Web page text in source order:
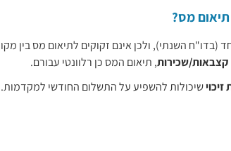
מס?
השנתי), ולכן אינם זקוקים לתיאום מס בין
קצבאות/שכירות, תיאום המס כן רלוונטי עבורם.
שיכולות להשפיע על התשלום החודשי למקדמות.